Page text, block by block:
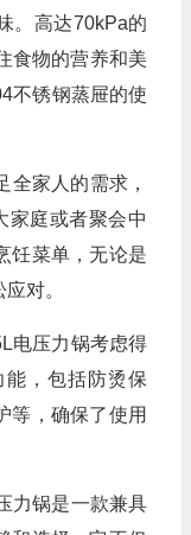
。高达70kPa的
食物的营养和美
不锈钢蒸屉的使
全家人的需求，
家庭或者聚会中
饪菜单，无论是
对。
电压力锅考虑得
，包括防烫保
等，确保了使用
力锅是一款兼具